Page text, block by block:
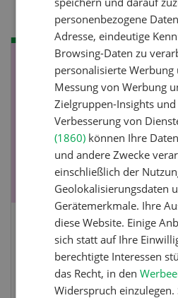
NOV
-
JAN
28
Fachkurs Aquakultur
Sind Sie in der Fischzucht
interessieren Sie sich für
personenbezogene
Adresse, eindeutige
Browsing-Daten zu
personalisierte Werbung
Messung von Werbung
Zielgruppen-Insights
Verbesserung von
(1860) können Ihre
und andere Zwecke
einschließlich der
Geolokalisierungsdaten
Gerätemerkmale. Ihre
diese Website. Einige
sich statt auf Ihre
berechtigte Interessen
das Recht, in den
Widerspruch